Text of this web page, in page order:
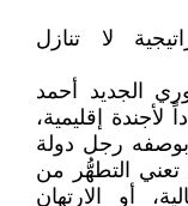
لا تنازل
الجديد أحمد
إقليمية،
رجل دولة
تعني التطهُّر من
أو الارتهان